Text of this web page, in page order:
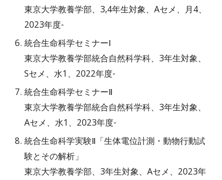
東京大学教養学部、3,4年生対象、Aセメ、月4、
2023年度-
統合生命科学セミナーⅠ
東京大学教養学部統合自然科学科、3年生対象、
Sセメ、水1、2022年度-
統合生命科学セミナーⅡ
東京大学教養学部統合自然科学科、3年生対象、
Aセメ、水1、2023年度-
統合生命科学実験Ⅱ「生体電位計測・動物行動試
験とその解析」
東京大学教養学部、3年生対象、Aセメ、2023年